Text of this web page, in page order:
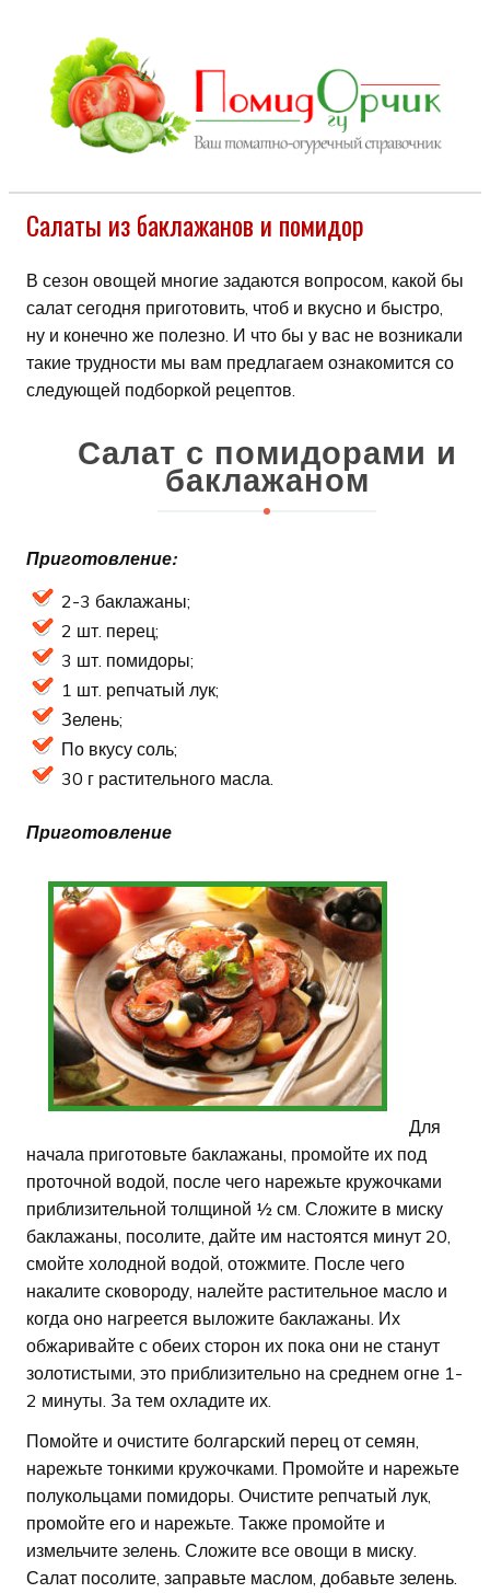
Салаты из баклажанов и помидор
В сезон овощей многие задаются вопросом, какой бы
салат сегодня приготовить, чтоб и вкусно и быстро,
ну и конечно же полезно. И что бы у вас не возникали
такие трудности мы вам предлагаем ознакомится со
следующей подборкой рецептов.
Салат с помидорами и
баклажаном
Приготовление:
2-3 баклажаны;
2 шт. перец;
3 шт. помидоры;
1 шт. репчатый лук;
Зелень;
По вкусу соль;
30 г растительного масла.
Приготовление
Для
начала приготовьте баклажаны, промойте их под
проточной водой, после чего нарежьте кружочками
приблизительной толщиной ½ см. Сложите в миску
баклажаны, посолите, дайте им настоятся минут 20,
смойте холодной водой, отожмите. После чего
накалите сковороду, налейте растительное масло и
когда оно нагреется выложите баклажаны. Их
обжаривайте с обеих сторон их пока они не станут
золотистыми, это приблизительно на среднем огне 1-
2 минуты. За тем охладите их.
Помойте и очистите болгарский перец от семян,
нарежьте тонкими кружочками. Промойте и нарежьте
полукольцами помидоры. Очистите репчатый лук,
промойте его и нарежьте. Также промойте и
измельчите зелень. Сложите все овощи в миску.
Салат посолите, заправьте маслом, добавьте зелень.